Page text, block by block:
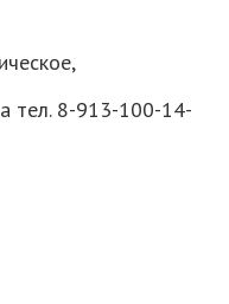
тел. 8-913-100-14-